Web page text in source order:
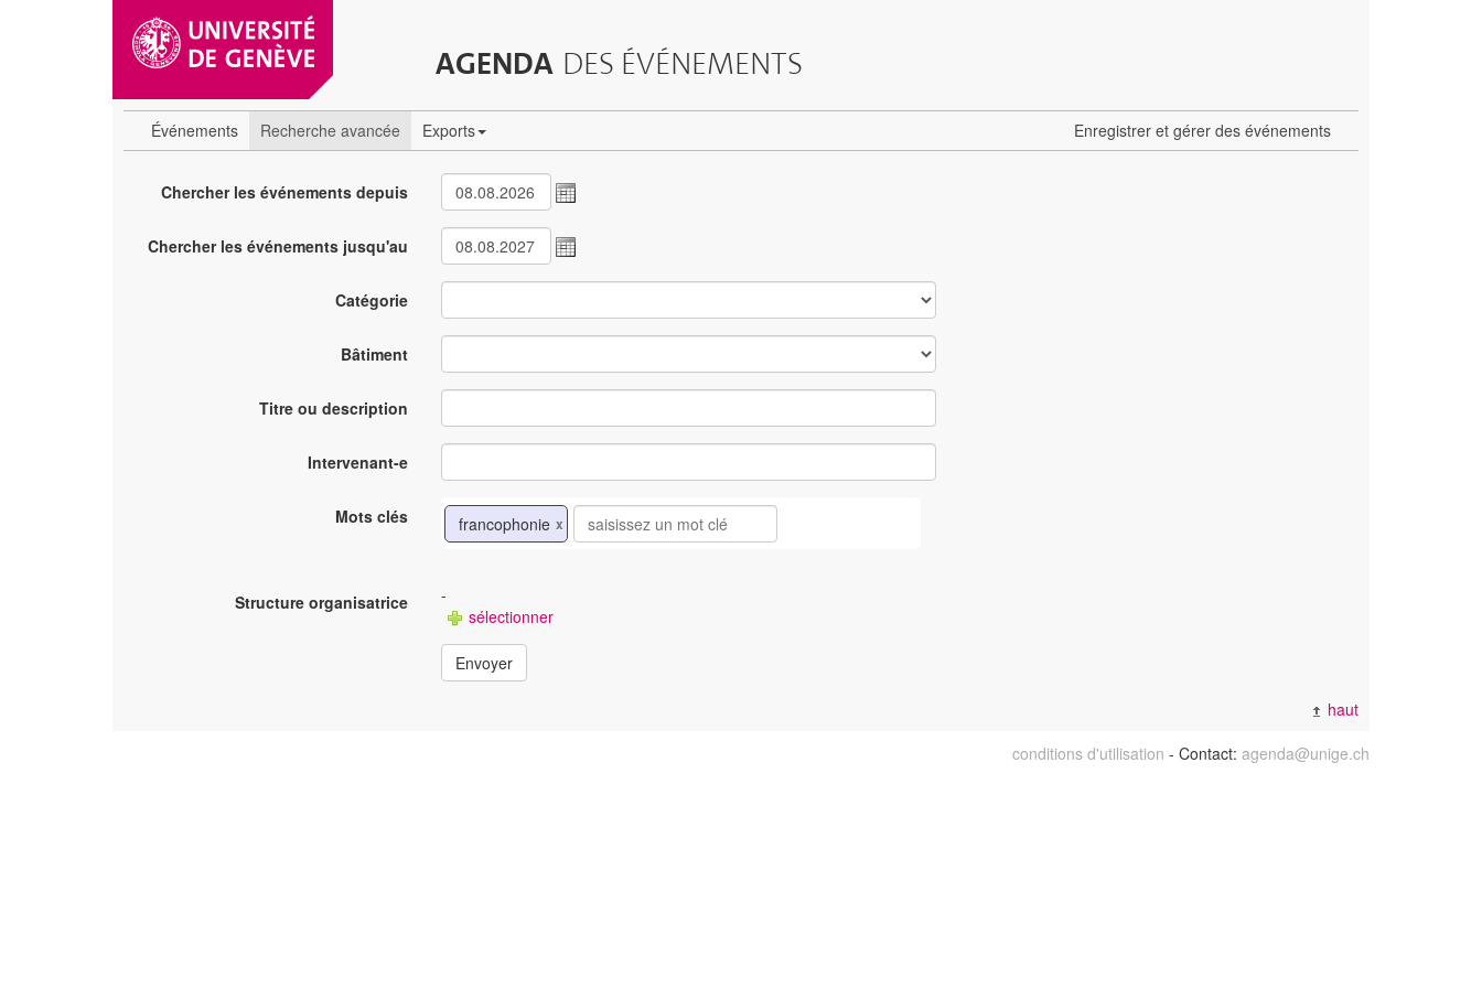
AGENDA DES ÉVÉNEMENTS
Événements Recherche avancée Exports Enregistrer et gérer des événements
Chercher les événements depuis
Chercher les événements jusqu'au
Catégorie
Bâtiment
Titre ou description
Intervenant-e
Mots clés francophonie x
Structure organisatrice
-
sélectionner
Envoyer
haut
conditions d'utilisation - Contact: agenda@unige.ch